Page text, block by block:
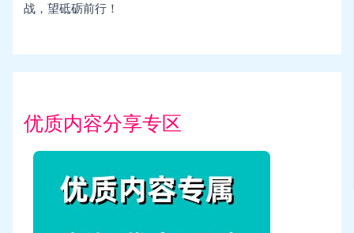
战，望砥砺前行！
优质内容分享专区